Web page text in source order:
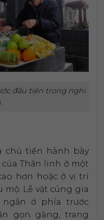
đầu tiên trong nghi
chủ tiến hành bày
của Thần linh ở một
hơn hoặc ở vị trí
Lễ vật cúng gia
ở phía trước
gọn gàng, trang